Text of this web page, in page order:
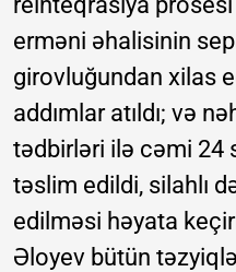
erməni əhalisinin
girovluğundan xilas
addımlar atıldı; və
tədbirləri ilə cəmi 24
təslim edildi, silahlı
edilməsi həyata
Əloyev bütün